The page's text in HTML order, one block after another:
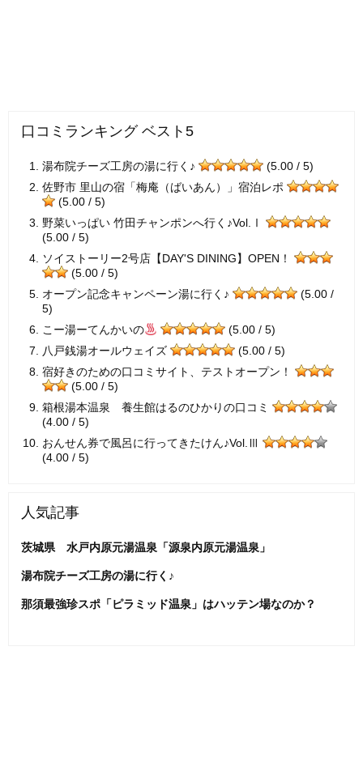
口コミランキング ベスト5
湯布院チーズ工房の湯に行く♪
(5.00 / 5)
佐野市 里山の宿「梅庵（ばいあん）」宿泊レポ
(5.00 / 5)
野菜いっぱい 竹田チャンポンへ行く♪Vol.Ⅰ
(5.00 / 5)
ソイストーリー2号店【DAY'S DINING】OPEN！
(5.00 / 5)
オープン記念キャンペーン湯に行く♪
(5.00 /
5)
こー湯ーてんかいの
(5.00 / 5)
八戸銭湯オールウェイズ
(5.00 / 5)
宿好きのための口コミサイト、テストオープン！
(5.00 / 5)
箱根湯本温泉 養生館はるのひかりの口コミ
(4.00 / 5)
おんせん券で風呂に行ってきたけん♪Vol.Ⅲ
(4.00 / 5)
人気記事
茨城県 水戸内原元湯温泉「源泉内原元湯温泉」
湯布院チーズ工房の湯に行く♪
那須最強珍スポ「ピラミッド温泉」はハッテン場なのか？